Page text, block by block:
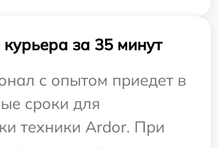
за 35 минут
с опытом приедет в
сроки для
техники Ardor. При